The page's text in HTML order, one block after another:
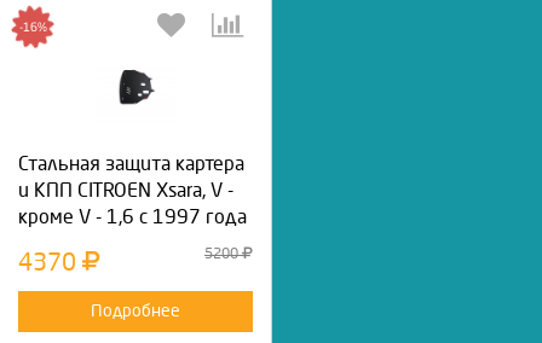
Стальная защита картера
и КПП CITROEN Xsara, V -
кроме V - 1,6 с 1997 года
-16%
4370 5200
Подробнее